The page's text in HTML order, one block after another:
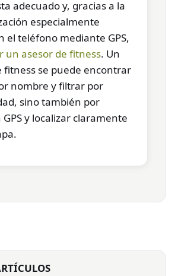
adecuado y, gracias a la
especialmente
el teléfono mediante GPS,
un asesor de fitness. Un
fitness se puede encontrar
nombre y filtrar por
sino también por
y localizar claramente